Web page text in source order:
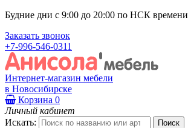
Будние дни с 9:00 до 20:00 по НСК времени
Заказать звонок
+7-996-546-0311
Интернет-магазин мебели
в Новосибирске
Корзина 0
Личный кабинет
Искать: